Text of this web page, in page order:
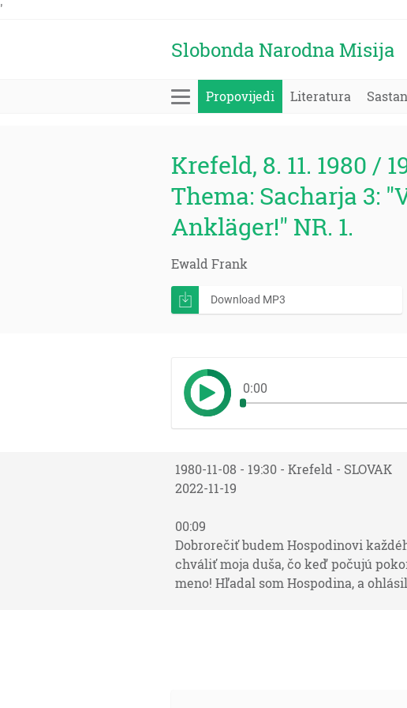
'
Slobonda Narodna Misija
Propovijedi Literatura
Krefeld, 8. 11. 1980 /
Thema: Sacharja 3:
Ankläger!" NR. 1.
Ewald Frank
Download MP3
0:00
1980-11-08 - 19:30 - Krefeld - SLOVAK
2022-11-19
00:09
Dobrorečiť budem Hospodinovi
chváliť moja duša, čo keď počujú
meno! Hľadal som Hospodina, a